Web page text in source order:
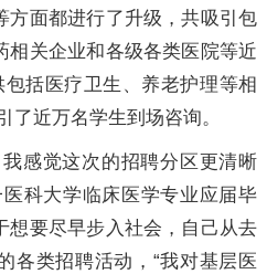
方面都进行了升级，共吸引包
相关企业和各级各类医院等近
括医疗卫生、养老护理等相
了近万名学生到场咨询。
感觉这次的招聘分区更清晰
科大学临床医学专业应届毕
想要尽早步入社会，自己从去
各类招聘活动，“我对基层医